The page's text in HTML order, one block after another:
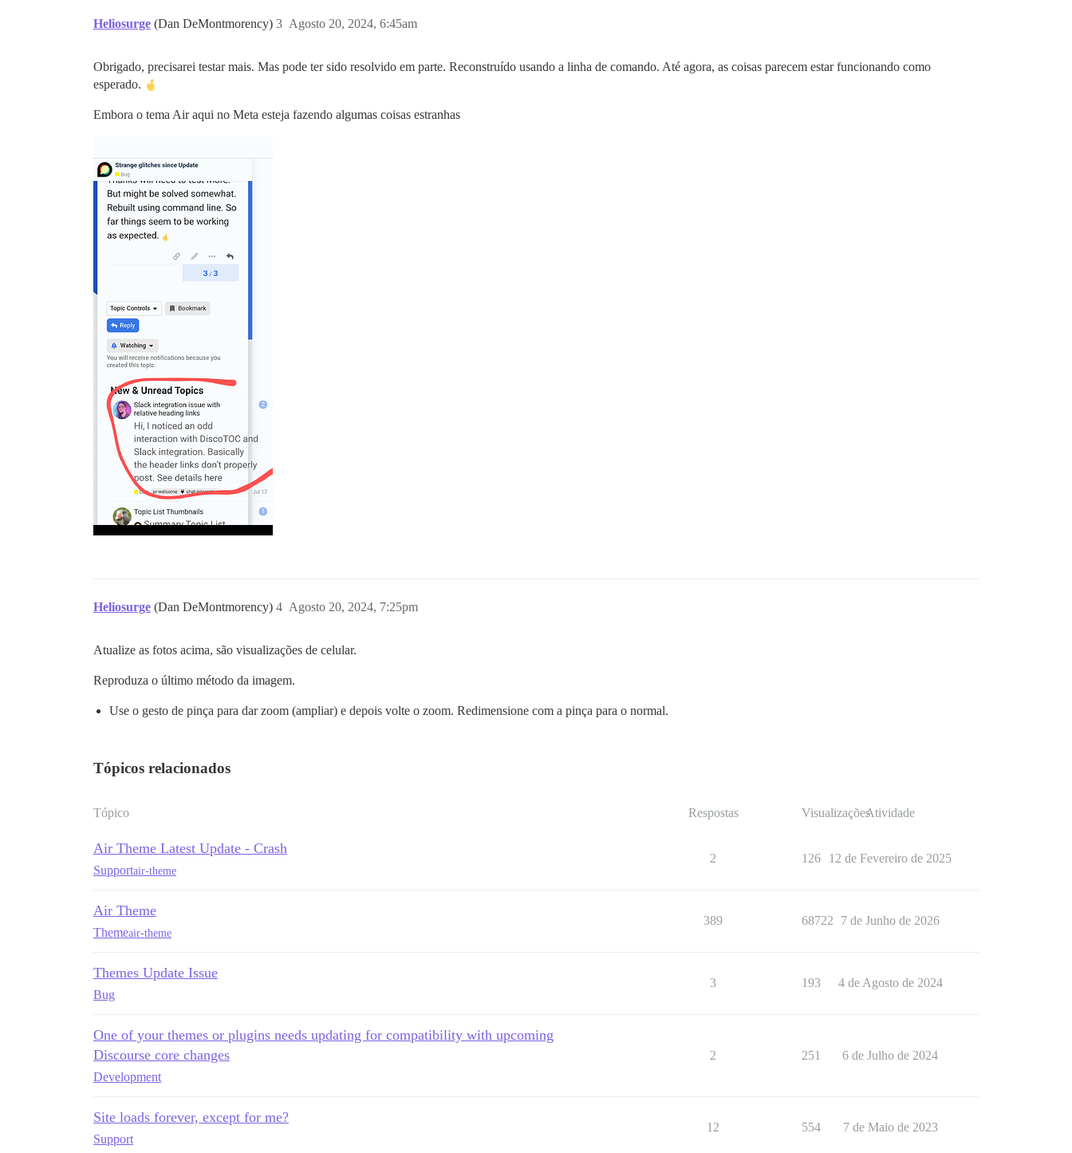
Heliosurge (Dan DeMontmorency) Agosto 20, 2024, 6:45am
3
Obrigado, precisarei testar mais. Mas pode ter sido resolvido em parte. Reconstruído usando a linha de comando. Até agora, as coisas parecem estar funcionando como
esperado.
Embora o tema Air aqui no Meta esteja fazendo algumas coisas estranhas
Heliosurge (Dan DeMontmorency) Agosto 20, 2024, 7:25pm
4
Atualize as fotos acima, são visualizações de celular.
Reproduza o último método da imagem.
Use o gesto de pinça para dar zoom (ampliar) e depois volte o zoom. Redimensione com a pinça para o normal.
Tópicos relacionados
Tópico Respostas VisualizaçõesAtividade
Air Theme Latest Update - Crash
Supportair-theme
2 126 12 de Fevereiro de 2025
Air Theme
Themeair-theme
389 68722 7 de Junho de 2026
Themes Update Issue
Bug
3 193 4 de Agosto de 2024
One of your themes or plugins needs updating for compatibility with upcoming
Discourse core changes
Development
2 251 6 de Julho de 2024
Site loads forever, except for me?
Support
12 554 7 de Maio de 2023